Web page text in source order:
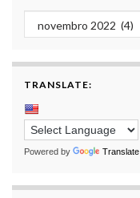
TRANSLATE:
Powered by Translate